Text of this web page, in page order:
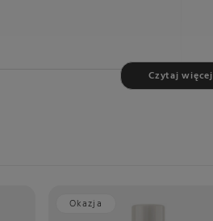
Czytaj więcej
Okazja